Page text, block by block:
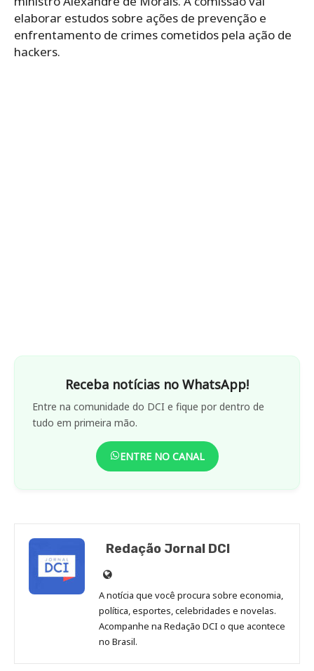
elaborar estudos sobre ações de prevenção e
enfrentamento de crimes cometidos pela ação de
hackers.
Receba notícias no WhatsApp!
Entre na comunidade do DCI e fique por dentro de
tudo em primeira mão.
ENTRE NO CANAL
Redação Jornal DCI
Site
de
Redação
Jornal
DCI
A notícia que você procura sobre economia,
política, esportes, celebridades e novelas.
Acompanhe na Redação DCI o que acontece
no Brasil.